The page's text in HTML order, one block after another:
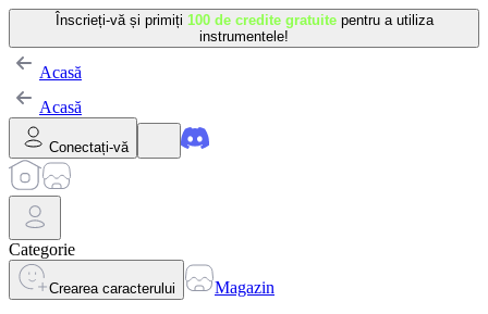
Înscrieți-vă și primiți 100 de credite gratuite pentru a utiliza
instrumentele!
Acasă
Acasă
Conectați-vă
Categorie
Crearea caracterului
Magazin